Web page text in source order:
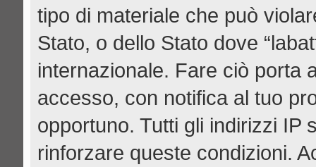
tipo di materiale che può
Stato, o dello Stato dove
internazionale. Fare ciò porta
accesso, con notifica al tuo
opportuno. Tutti gli indirizzi IP
rinforzare queste condizioni.